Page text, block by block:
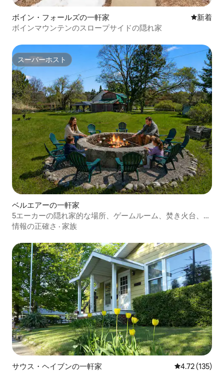
ボイン・フォールズの一軒家 新しい宿
新着
ボインマウンテンのスロープサイドの隠れ家
スーパーホスト
スーパーホスト
ベルエアーの一軒家
5エーカーの隠れ家的な場所、ゲームルーム、焚き火台、シ
ャンティの近く、ペット可
情報の正確さ · 家族
サウス・ヘイブンの一軒家 レビュー135
4.72 (135)